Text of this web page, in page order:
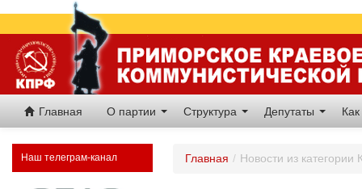
Главная О партии Структура Депутаты
Наш телеграм-канал Главная / Новости из